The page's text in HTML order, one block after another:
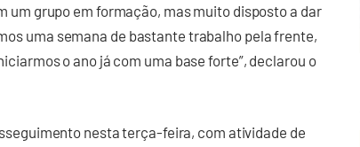
um grupo em formação, mas muito disposto a dar
uma semana de bastante trabalho pela frente,
o ano já com uma base forte”, declarou o
nesta terça-feira, com atividade de